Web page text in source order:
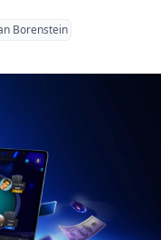
Borenstein